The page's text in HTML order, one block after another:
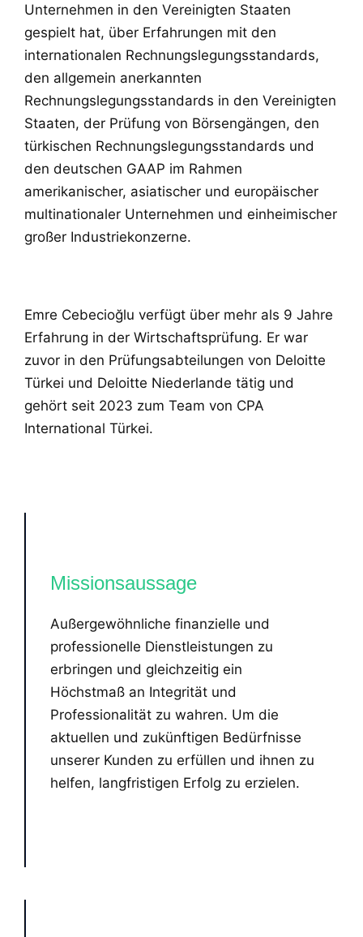
Unternehmen in den Vereinigten Staaten
gespielt hat, über Erfahrungen mit den
internationalen Rechnungslegungsstandards,
den allgemein anerkannten
Rechnungslegungsstandards in den Vereinigten
Staaten, der Prüfung von Börsengängen, den
türkischen Rechnungslegungsstandards und
den deutschen GAAP im Rahmen
amerikanischer, asiatischer und europäischer
multinationaler Unternehmen und einheimischer
großer Industriekonzerne.
Emre Cebecioğlu verfügt über mehr als 9 Jahre
Erfahrung in der Wirtschaftsprüfung. Er war
zuvor in den Prüfungsabteilungen von Deloitte
Türkei und Deloitte Niederlande tätig und
gehört seit 2023 zum Team von CPA
International Türkei.
Missionsaussage
Außergewöhnliche finanzielle und
professionelle Dienstleistungen zu
erbringen und gleichzeitig ein
Höchstmaß an Integrität und
Professionalität zu wahren. Um die
aktuellen und zukünftigen Bedürfnisse
unserer Kunden zu erfüllen und ihnen zu
helfen, langfristigen Erfolg zu erzielen.